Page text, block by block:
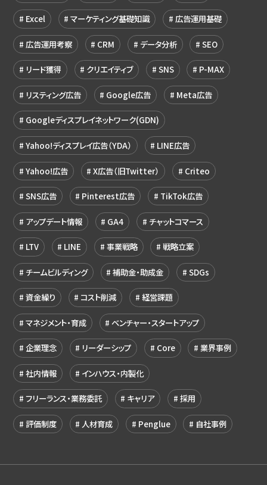
Excel マーケティング基礎知識 広告運用基礎
広告運用考察 CRM データ分析 SEO
リード獲得 クリエイティブ SNS P-MAX
リスティング広告 Google広告 Meta広告
Googleディスプレイネットワーク(GDN)
Yahoo!ディスプレイ広告（YDA） LINE広告
Yahoo!広告 X広告（旧Twitter） Criteo
SNS広告 Pinterest広告 TikTok広告
アップデート情報 GA4 チャットコマース
LTV LINE 事業戦略 戦略立案
チームビルディング 補助金・助成金 SDGs
資金繰り コスト削減 経営課題
マネジメント・育成 ベンチャー・スタートアップ
企業理念 リーダーシップ Core 業界事例
社内情報 インハウス・内製化
フリーランス・業務委託 キャリア 採用
評価制度 人材育成 Penglue 自社事例